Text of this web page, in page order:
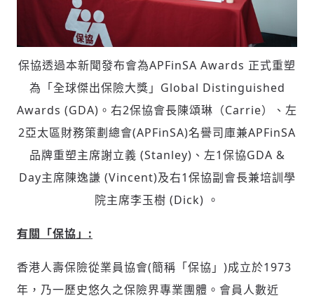
保協透過本新聞發布會為APFinSA Awards 正式重塑
為「全球傑出保險大獎」Global Distinguished
Awards (GDA)。右2保協會長陳頌琳（Carrie）、左
2亞太區財務策劃總會(APFinSA)名譽司庫兼APFinSA
品牌重塑主席謝立義 (Stanley)、左1保協GDA &
Day主席陳逸謙 (Vincent)及右1保協副會長兼培訓學
院主席李玉樹 (Dick) 。
有關「保協」 :
香港人壽保險從業員協會(簡稱「保協」)成立於1973
年，乃一歷史悠久之保險界專業團體。會員人數近